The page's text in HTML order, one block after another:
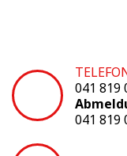
041 819
041 819